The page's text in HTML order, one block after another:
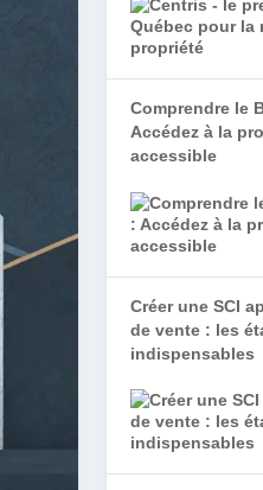
Comprendre le
Accédez à la
accessible
Créer une SCI
de vente : les
indispensables